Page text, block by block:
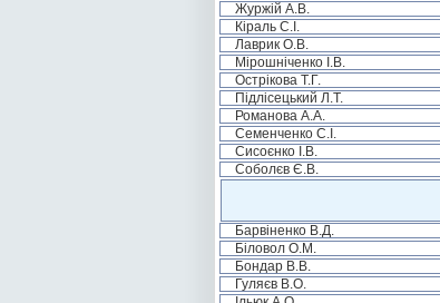
Журжій А.В.
Кіраль С.І.
Лаврик О.В.
Мірошніченко І.В.
Острікова Т.Г.
Підлісецький Л.Т.
Романова А.А.
Семенченко С.І.
Сисоєнко І.В.
Соболєв Є.В.
Барвіненко В.Д.
Біловол О.М.
Бондар В.В.
Гуляєв В.О.